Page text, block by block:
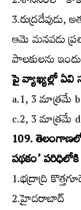
3.రుద్రదేవుడు,
ఆమె మనవడు
పాలకులను
పై వ్యాఖ్యల్లో ఏవి
a.1, 3 మాత్రమే
c.2, 3 మాత్రమే
109.
పథకం’ పరిధిలోకి
1.భద్రాద్రి
2.హైదరాబాద్‌